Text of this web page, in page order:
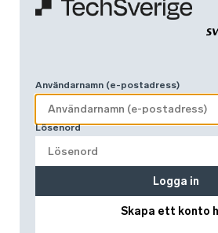
Användarnamn (e-postadress)
Lösenord
Skapa ett konto
Logga in